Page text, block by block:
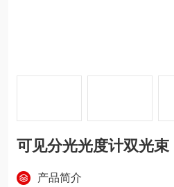
可见分光光度计双光束
产品简介